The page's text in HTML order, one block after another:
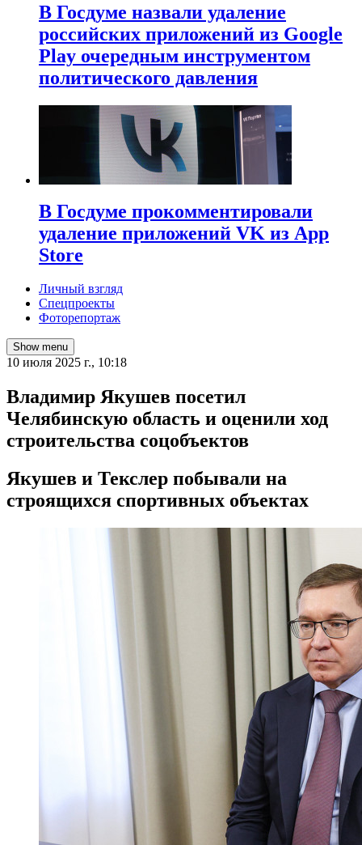
В Госдуме назвали удаление
российских приложений из Google
Play очередным инструментом
политического давления
В Госдуме прокомментировали
удаление приложений VK из App
Store
Личный взгляд
Спецпроекты
Фоторепортаж
Show menu
10 июля 2025 г., 10:18
Владимир Якушев посетил
Челябинскую область и оценили ход
строительства соцобъектов
Якушев и Текслер побывали на
строящихся спортивных объектах